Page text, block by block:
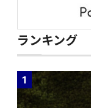
ランキング
1